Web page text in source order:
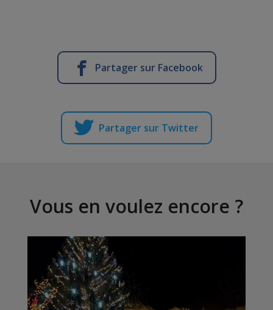
Partager sur Facebook
Partager sur Twitter
Vous en voulez encore ?